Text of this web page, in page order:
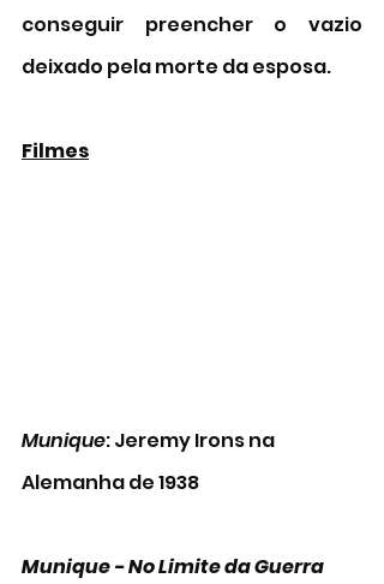
conseguir preencher o vazio
deixado pela morte da esposa.
Filmes
Munique: Jeremy Irons na
Alemanha de 1938
Munique - No Limite da Guerra